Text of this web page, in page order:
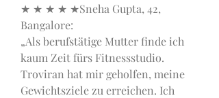
★ ★ ★ ★ ★Sneha Gupta, 42,
Bangalore:
„Als berufstätige Mutter finde ich
kaum Zeit fürs Fitnessstudio.
Troviran hat mir geholfen, meine
Gewichtsziele zu erreichen. Ich